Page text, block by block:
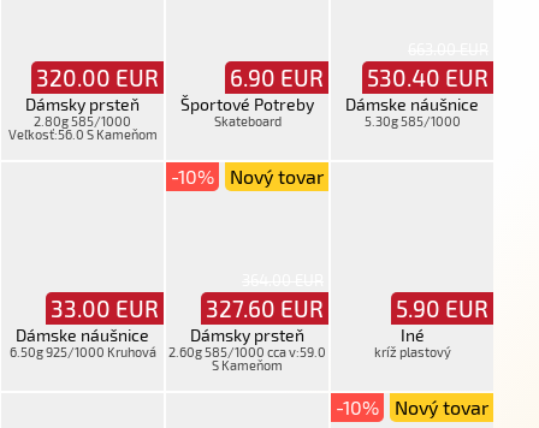
320.00 EUR
Dámsky prsteň
2.80g 585/1000
Veľkosť:56.0 S Kameňom
6.90 EUR
Športové Potreby
Skateboard
530.40 EUR
Dámske náušnice
5.30g 585/1000
33.00 EUR
Dámske náušnice
6.50g 925/1000 Kruhová
-10%
327.60 EUR
Nový tovar
Dámsky prsteň
2.60g 585/1000 cca v:59.0
S Kameňom
5.90 EUR
Iné
kríž plastový
-10% Nový tovar